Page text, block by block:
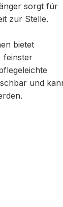
sorgt für
zur Stelle.
bietet
feinster
und